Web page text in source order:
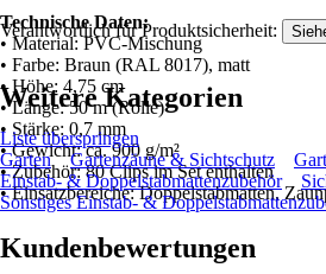
Technische Daten:
• Material: PVC-Mischung
• Farbe: Braun (RAL 8017), matt
• Höhe: 4,75 cm
• Länge: 50 m (Rolle)
• Stärke: 0,7 mm
• Gewicht: ca. 900 g/m²
• Zubehör: 80 Clips im Set enthalten
• Einsatzbereiche: Doppelstabmatten,
Verantwortlich für Produktsicherheit:
Weitere Kategorien
Liste überspringen
Garten
Gartenzäune & Sichtschutz
Einstab- & Doppelstabmattenzubehör
Sonstiges Einstab- &
Kundenbewertungen